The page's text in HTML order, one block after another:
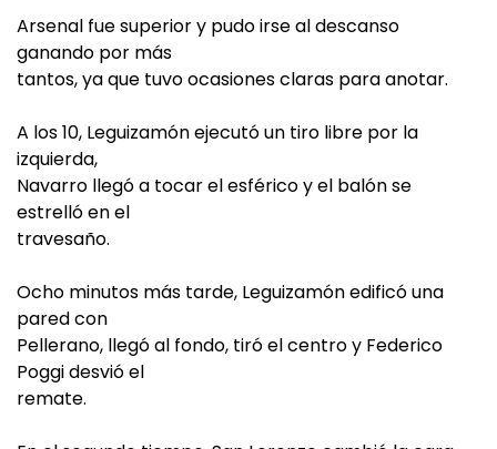
Arsenal fue superior y pudo irse al descanso
ganando por más
tantos, ya que tuvo ocasiones claras para anotar.
A los 10, Leguizamón ejecutó un tiro libre por la
izquierda,
Navarro llegó a tocar el esférico y el balón se
estrelló en el
travesaño.
Ocho minutos más tarde, Leguizamón edificó una
pared con
Pellerano, llegó al fondo, tiró el centro y Federico
Poggi desvió el
remate.